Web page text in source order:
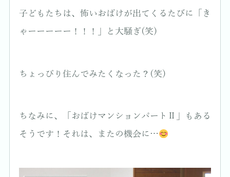
子どもたちは、怖いおばけが出てくるたびに「き
ゃーーーーー！！！」と大騒ぎ(笑)
ちょっぴり住んでみたくなった？(笑)
ちなみに、「おばけマンションパートⅡ」もある
そうです！それは、またの機会に…